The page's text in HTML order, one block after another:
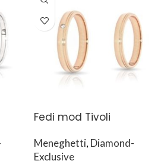
Fedi mod Tivoli
Meneghetti, Diamond-
Exclusive